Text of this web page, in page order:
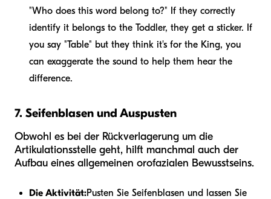
"Who does this word belong to?" If they correctly
identify it belongs to the Toddler, they get a sticker. If
you say "Table" but they think it's for the King, you
can exaggerate the sound to help them hear the
difference.
7. Seifenblasen und Auspusten
Obwohl es bei der Rückverlagerung um die
Artikulationsstelle geht, hilft manchmal auch der
Aufbau eines allgemeinen orofazialen Bewusstseins.
Die Aktivität:Pusten Sie Seifenblasen und lassen Sie